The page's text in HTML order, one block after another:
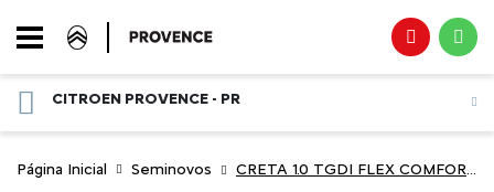
CITROEN PROVENCE - PR
Página Inicial Seminovos CRETA 1.0 TGDI FLEX COMFORT SAFETY AUTOMÁTICO